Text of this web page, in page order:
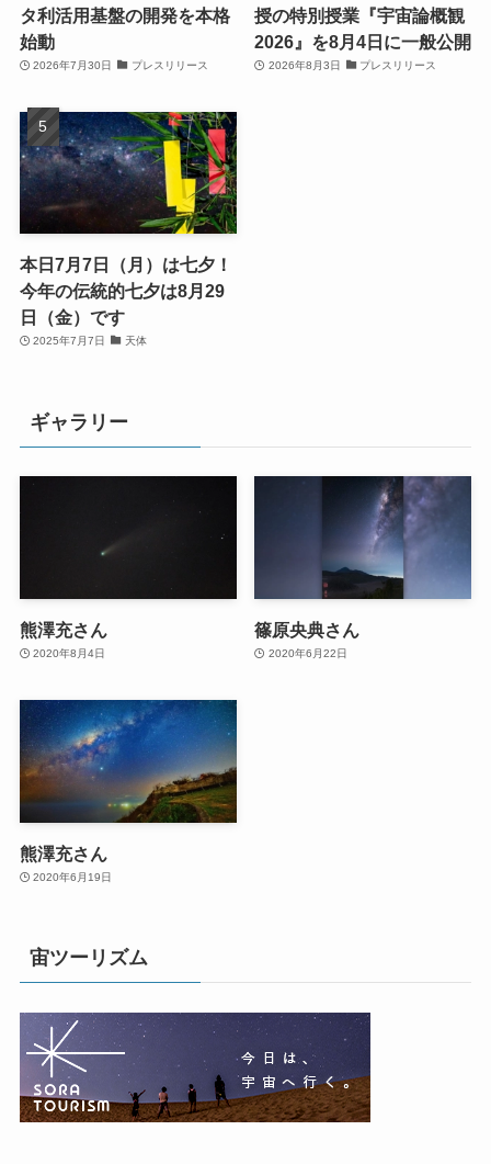
タ利活用基盤の開発を本格
始動
2026年7月30日 プレスリリース
授の特別授業『宇宙論概観
2026』を8月4日に一般公開
2026年8月3日 プレスリリース
本日7月7日（月）は七夕！
今年の伝統的七夕は8月29
日（金）です
2025年7月7日 天体
ギャラリー
熊澤充さん
2020年8月4日
篠原央典さん
2020年6月22日
熊澤充さん
2020年6月19日
宙ツーリズム